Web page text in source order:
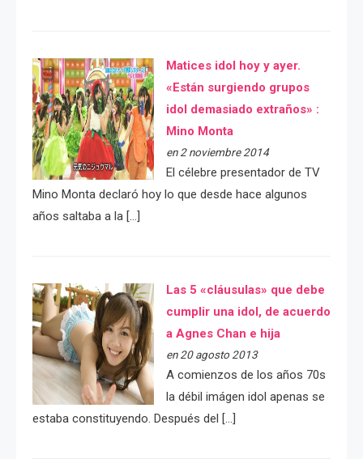
Matices idol hoy y ayer.
«Están surgiendo grupos
idol demasiado extraños» :
Mino Monta
en 2 noviembre 2014
El célebre presentador de TV
Mino Monta declaró hoy lo que desde hace algunos
años saltaba a la […]
Las 5 «cláusulas» que debe
cumplir una idol, de acuerdo
a Agnes Chan e hija
en 20 agosto 2013
A comienzos de los años 70s
la débil imágen idol apenas se
estaba constituyendo. Después del […]